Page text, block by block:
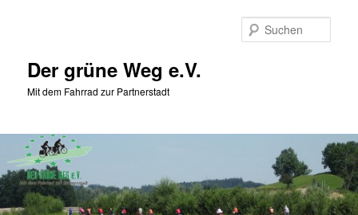
Der grüne Weg e.V.
Mit dem Fahrrad zur Partnerstadt